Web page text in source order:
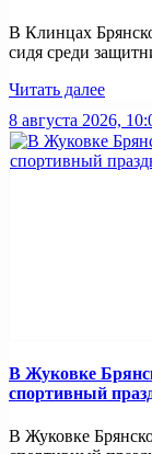
В Клинцах
сидя среди
Читать далее
8 августа 2026,
В Жуковке
спортивный
В Жуковке